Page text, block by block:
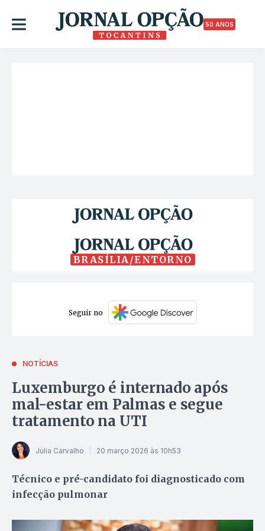
50 ANOS
BRASÍLIA/ENTORNO
Seguir no
NOTÍCIAS
Luxemburgo é internado após
mal-estar em Palmas e segue
tratamento na UTI
Júlia Carvalho 20 março 2026 às 10h53
Técnico e pré-candidato foi diagnosticado com
infecção pulmonar